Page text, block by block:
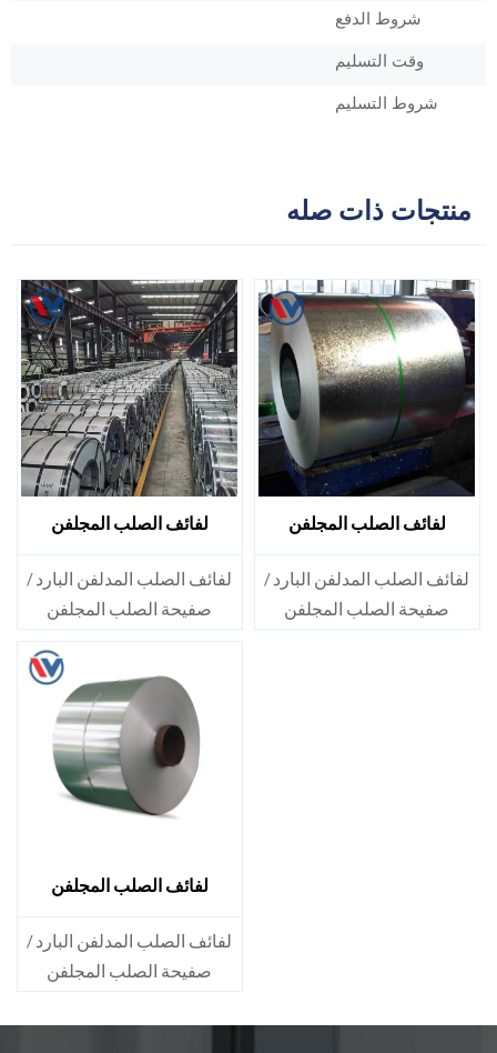
شروط الدفع
وقت التسليم
شروط التسليم
منتجات ذات صله
لفائف الصلب المجلفن
S350GD
لفائف الصلب المدلفن البارد /
صفيحة الصلب المجلفن
المطلية مسبقًا SECC SPCC
SECD SPCD SECE SPCE SECC
N2 SECC N4
لفائف الصلب المجلفن
S300GD
لفائف الصلب المدلفن البارد /
صفيحة الصلب المجلفن
لفائف الصلب المجلفن
S280GD
لفائف الصلب المدلفن البارد /
صفيحة الصلب المجلفن